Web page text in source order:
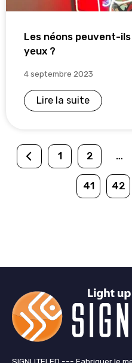
Les néons peuvent-
yeux ?
4 septembre 2023
Lire la suite
1 2 …
41 42